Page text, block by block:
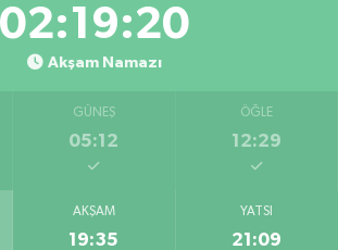
02:19:19
Akşam Namazı
GÜNEŞ
05:12
ÖĞLE
12:29
AKŞAM
19:35
YATSI
21:09